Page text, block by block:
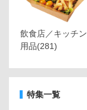
飲食店／キッチン
用品(281)
特集一覧